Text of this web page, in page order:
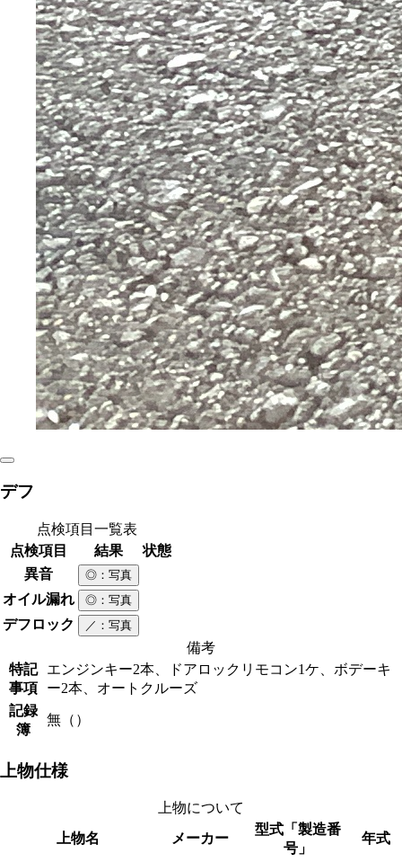
デフ
点検項目一覧表
点検項目
結果
状態
異音
◎ ：写真
オイル漏れ ◎ ：写真
デフロック ／ ：写真
備考
特記
事項
エンジンキー2本、ドアロックリモコン1ケ、ボデーキ
ー2本、オートクルーズ
記録
簿
無（）
上物仕様
上物について
上物名
メーカー
型式「製造番
号」
年式